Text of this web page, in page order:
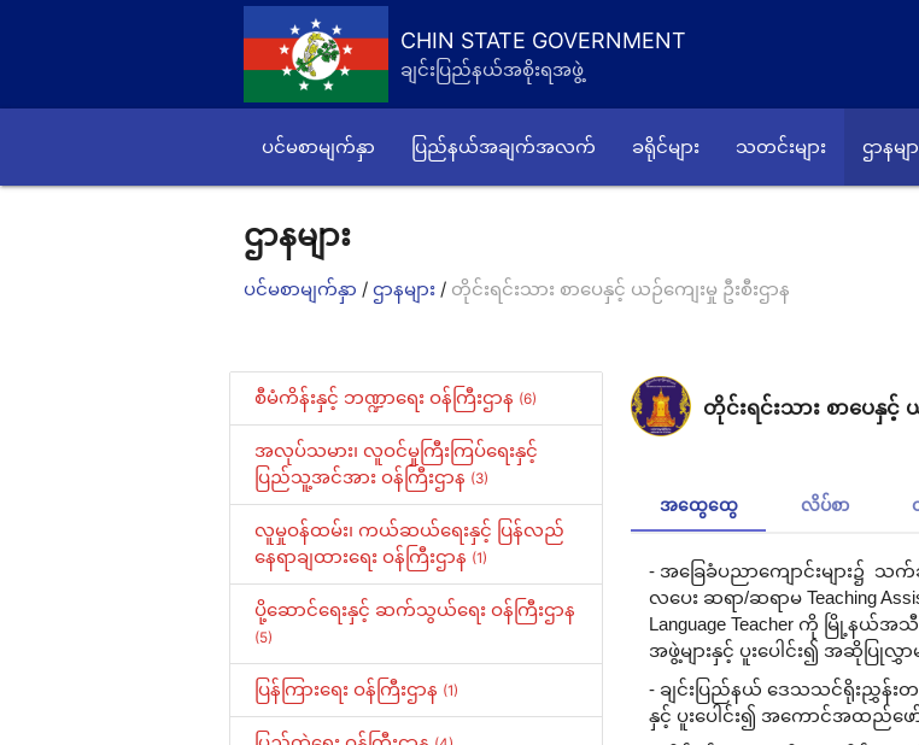
CHIN STATE GOVERNMENT
ချင်းပြည်နယ်အစိုးရအဖွဲ့
ပင်မစာမျက်နှာ ပြည်နယ်အချက်အလက် ခရိုင်များ သတင်းများ ဌာနမျာ
ဌာနများ
ပင်မစာမျက်နှာ / ဌာနများ / တိုင်းရင်းသား စာပေနှင့် ယဉ်ကျေးမှု ဦးစီးဌာန
တိုင်းရင်းသား စာပေနှင့်
အထွေထွေ လိပ်စာ
- အခြေခံပညာကျောင်းများ၌ သ
လပေး ဆရာ/ဆရာမ Teaching
Language Teacher ကို မြို့နယ်
အဖွဲ့များနှင့် ပူးပေါင်း၍ အဆိုပြု
- ချင်းပြည်နယ် ဒေသသင်ရိုးညွှန်းတ
နှင့် ပူးပေါင်း၍ အကောင်အထည်
စီမံကိန်းနှင့် ဘဏ္ဍာရေး ဝန်ကြီးဌာန (6)
အလုပ်သမား၊ လူဝင်မှုကြီးကြပ်ရေးနှင့်
ပြည်သူ့အင်အား ဝန်ကြီးဌာန (3)
လူမှုဝန်ထမ်း၊ ကယ်ဆယ်ရေးနှင့် ပြန်လည်
နေရာချထားရေး ဝန်ကြီးဌာန (1)
ပို့ဆောင်ရေးနှင့် ဆက်သွယ်ရေး ဝန်ကြီးဌာန
(5)
ပြန်ကြားရေး ဝန်ကြီးဌာန (1)